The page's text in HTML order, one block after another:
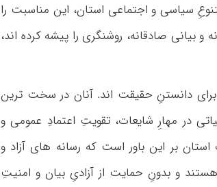
سیاسی و اجتماعی استان، این مناسبت را
و بیانی صادقانه، روشنگری را پیشه کرده اند،
برای دانستنِ حقیقت اند. آنان در سخت ترین
در مهارِ شایعات، تقویتِ اعتمادِ عمومی و
بر این باور است که رسانه های آزاد و
و بدونِ حمایت از آزادیِ بیان و امنیتِ